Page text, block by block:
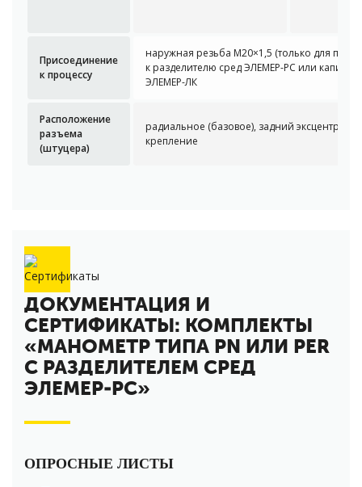
Присоединение
к процессу
наружная резьба М20×1,5 (только для
к разделителю средЭЛЕМЕР-РС или
ЭЛЕМЕР-ЛК
Расположение
разъема
(штуцера)
радиальное (базовое), задний эксцентрик,
крепление
ДОКУМЕНТАЦИЯ И
СЕРТИФИКАТЫ: КОМПЛЕКТЫ
«МАНОМЕТР ТИПА PN ИЛИ PER
С РАЗДЕЛИТЕЛЕМ СРЕД
ЭЛЕМЕР-РС»
ОПРОСНЫЕ ЛИСТЫ